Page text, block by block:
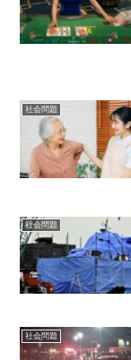
社会問題
社会問題
社会問題